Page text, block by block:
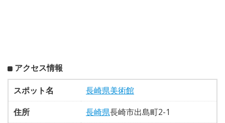
アクセス情報
スポット名
長崎県美術館
住所
長崎県長崎市出島町2-1